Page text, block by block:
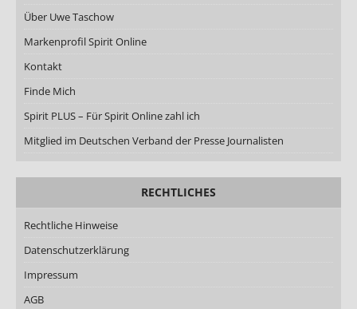
Über Uwe Taschow
Markenprofil Spirit Online
Kontakt
Finde Mich
Spirit PLUS – Für Spirit Online zahl ich
Mitglied im Deutschen Verband der Presse Journalisten
RECHTLICHES
Rechtliche Hinweise
Datenschutzerklärung
Impressum
AGB